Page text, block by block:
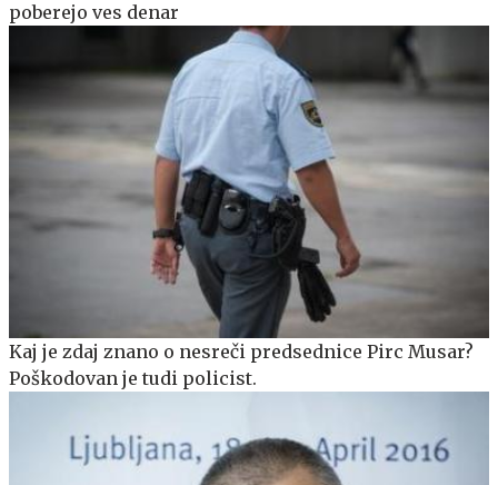
poberejo ves denar
Kaj je zdaj znano o nesreči predsednice Pirc Musar?
Poškodovan je tudi policist.